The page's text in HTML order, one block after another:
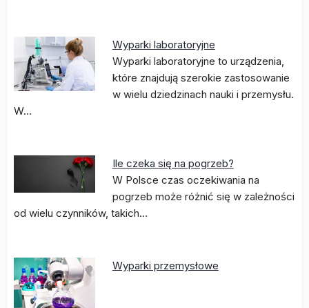
Wyparki laboratoryjne
Wyparki laboratoryjne to urządzenia,
które znajdują szerokie zastosowanie
w wielu dziedzinach nauki i przemysłu.
W…
Ile czeka się na pogrzeb?
W Polsce czas oczekiwania na
pogrzeb może różnić się w zależności
od wielu czynników, takich…
Wyparki przemysłowe